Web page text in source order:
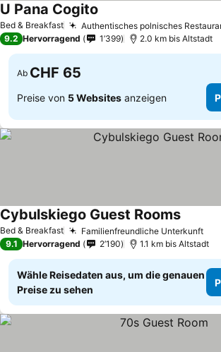
Bed & Breakfast Authentisches polnisches
U Pana Cogito
9.2 Hervorragend 1’399 2.0 km bis Altstadt
Ab CHF 65
Preise von 5 Websites anzeigen
Bed & Breakfast Familienfreundliche Unterkunft
Cybulskiego Guest Rooms
9.1 Hervorragend 2’190 1.1 km bis Altstadt
Wähle Reisedaten aus, um die genauen
Preise zu sehen